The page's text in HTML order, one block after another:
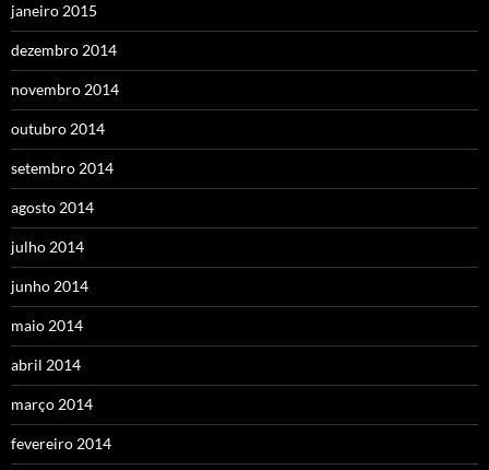
janeiro 2015
dezembro 2014
novembro 2014
outubro 2014
setembro 2014
agosto 2014
julho 2014
junho 2014
maio 2014
abril 2014
março 2014
fevereiro 2014